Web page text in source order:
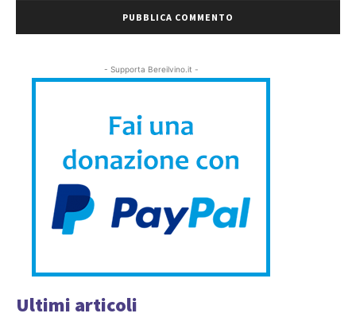
- Supporta Bereilvino.it -
Ultimi articoli